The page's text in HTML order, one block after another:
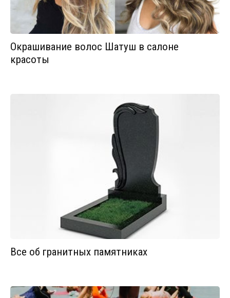
Окрашивание волос Шатуш в салоне
красоты
Все об гранитных памятниках